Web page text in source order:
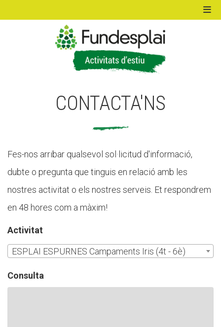
CONTACTA'NS
Fes-nos arribar qualsevol sol·licitud d'informació,
dubte o pregunta que tinguis en relació amb les
nostres activitat o els nostres serveis. Et respondrem
en 48 hores com a màxim!
Activitat
ESPLAI ESPURNES Campaments Iris (4t - 6è)
Consulta
ACTIVITATS D'ESTIU
MÓN ESCOLAR
FORMACIÓ